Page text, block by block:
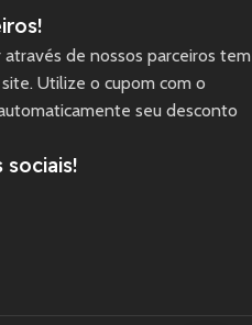
de nossos parceiros tem
Utilize o cupom com o
seu desconto
sociais!